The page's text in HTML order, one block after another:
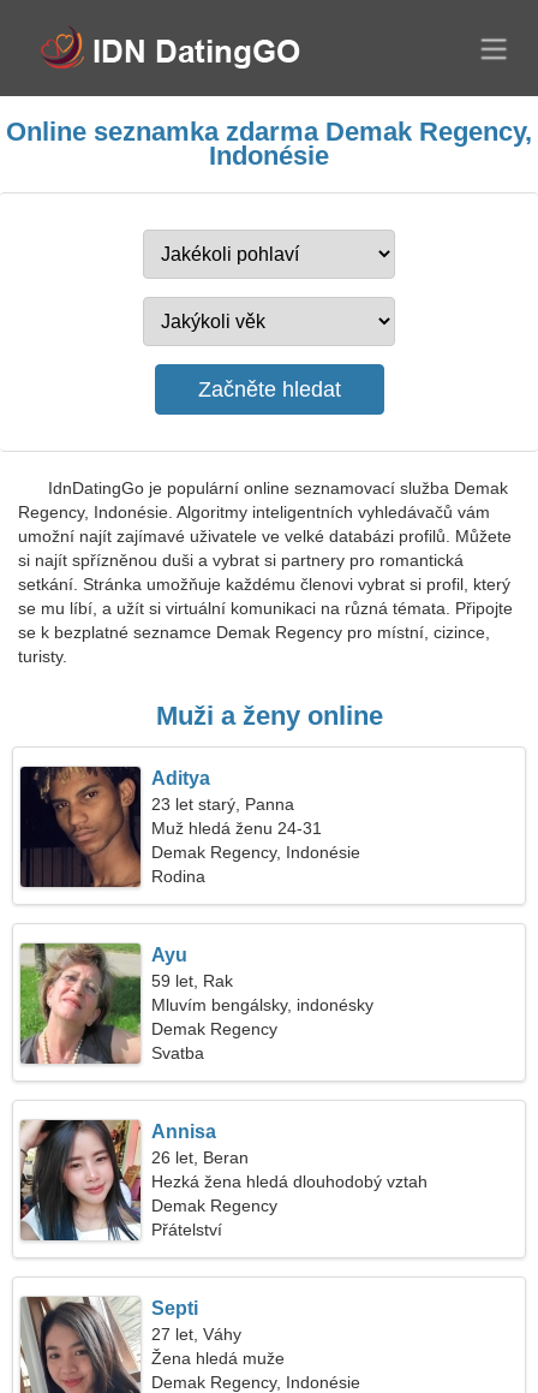
Online seznamka zdarma Demak Regency,
Indonésie
IdnDatingGo je populární online seznamovací služba Demak
Regency, Indonésie. Algoritmy inteligentních vyhledávačů vám
umožní najít zajímavé uživatele ve velké databázi profilů. Můžete
si najít spřízněnou duši a vybrat si partnery pro romantická
setkání. Stránka umožňuje každému členovi vybrat si profil, který
se mu líbí, a užít si virtuální komunikaci na různá témata. Připojte
se k bezplatné seznamce Demak Regency pro místní, cizince,
turisty.
Muži a ženy online
Aditya
23 let starý, Panna
Muž hledá ženu 24-31
Demak Regency, Indonésie
Rodina
Ayu
59 let, Rak
Mluvím bengálsky, indonésky
Demak Regency
Svatba
Annisa
26 let, Beran
Hezká žena hledá dlouhodobý vztah
Demak Regency
Přátelství
Septi
27 let, Váhy
Žena hledá muže
Demak Regency, Indonésie